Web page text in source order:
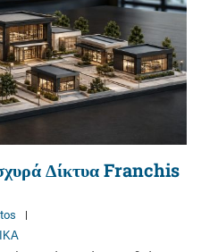
Δίκτυα Franchis